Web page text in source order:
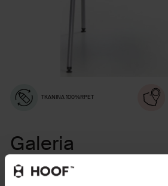
TKANINA 100%RPET
Galeria